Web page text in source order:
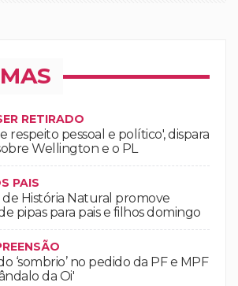
RETIRADO
respeito pessoal e político', dispara
Wellington e o PL
PAIS
História Natural promove
pipas para pais e filhos domingo
‘sombrio’ no pedido da PF e MPF
da Oi'